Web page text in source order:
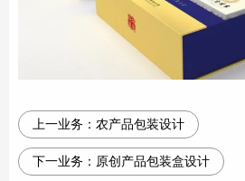
上一业务： 农产品包装设计
下一业务： 原创产品包装盒设计